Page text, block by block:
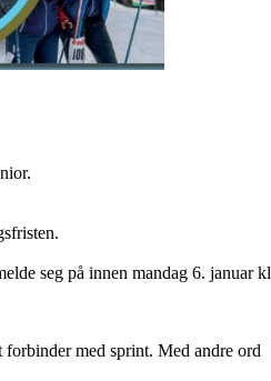
seg på innen mandag 6. januar kl
med sprint. Med andre ord